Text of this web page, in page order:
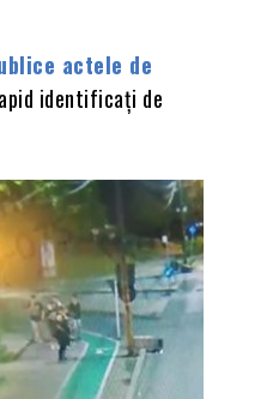
actele de
identificați de